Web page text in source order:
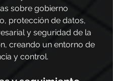
sobre gobierno
protección de datos,
y seguridad de la
creando un entorno de
y control.